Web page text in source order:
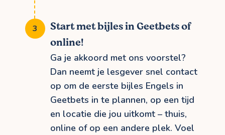
Start met bijles in Geetbets of
online!
Ga je akkoord met ons voorstel?
Dan neemt je lesgever snel contact
op om de eerste bijles Engels in
Geetbets in te plannen, op een tijd
en locatie die jou uitkomt – thuis,
online of op een andere plek. Voel